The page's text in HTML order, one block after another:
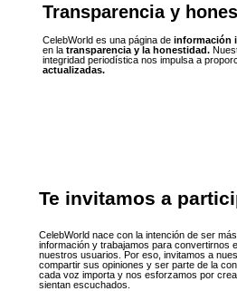
Transparencia y
CelebWorld es una página deinformación
en la transparencia y la honestidad.
integridad periodística nos impulsa a
actualizadas.
Te invitamos a
CelebWorld nace con la intención de ser
información y trabajamos para convertirnos
nuestros usuarios. Por eso, invitamos a
compartir sus opiniones y ser parte de la
cada voz importa y nos esforzamos por
sientan escuchados.